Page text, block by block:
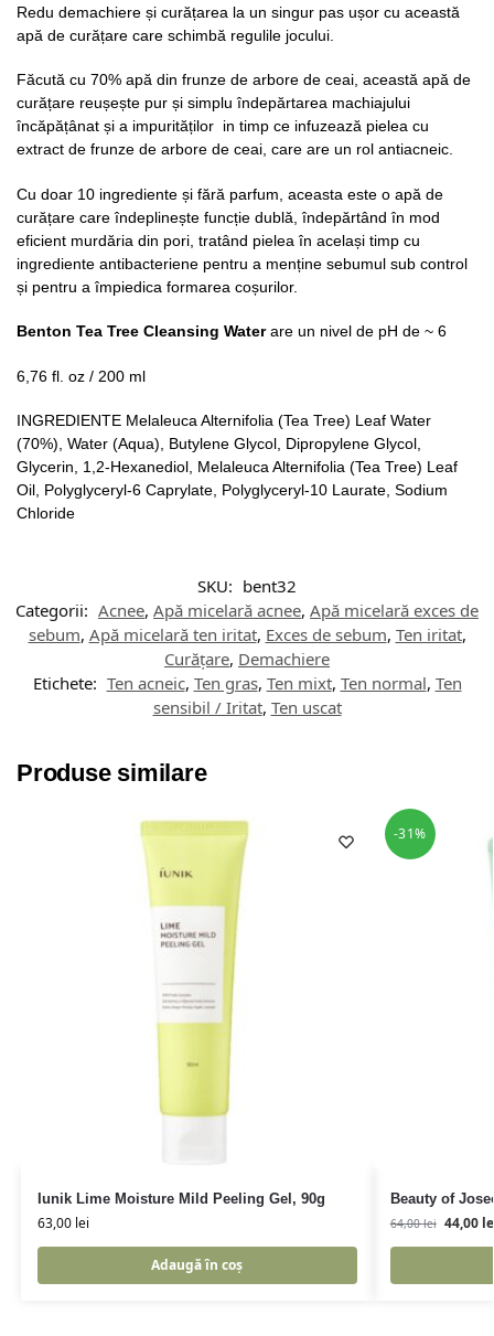
Redu demachiere și curățarea la un singur pas ușor cu această
apă de curățare care schimbă regulile jocului.
Făcută cu 70% apă din frunze de arbore de ceai, această apă de
curățare reușește pur și simplu îndepărtarea machiajului
încăpățânat și a impurităților in timp ce infuzează pielea cu
extract de frunze de arbore de ceai, care are un rol antiacneic.
Cu doar 10 ingrediente și fără parfum, aceasta este o apă de
curățare care îndeplinește funcție dublă, îndepărtând în mod
eficient murdăria din pori, tratând pielea în același timp cu
ingrediente antibacteriene pentru a menține sebumul sub control
și pentru a împiedica formarea coșurilor.
Benton Tea Tree Cleansing Waterare un nivel de pH de ~ 6
6,76 fl. oz / 200 ml
INGREDIENTE Melaleuca Alternifolia (Tea Tree) Leaf Water
(70%), Water (Aqua), Butylene Glycol, Dipropylene Glycol,
Glycerin, 1,2-Hexanediol, Melaleuca Alternifolia (Tea Tree) Leaf
Oil, Polyglyceryl-6 Caprylate, Polyglyceryl-10 Laurate, Sodium
Chloride
SKU: bent32
Categorii: Acnee, Apă micelară acnee, Apă micelară exces de
sebum, Apă micelară ten iritat, Exces de sebum, Ten iritat,
Curățare, Demachiere
Etichete: Ten acneic, Ten gras, Ten mixt, Ten normal, Ten
sensibil / Iritat, Ten uscat
Produse similare
Iunik Lime Moisture Mild Peeling Gel, 90g
63,00 lei
Adaugă în coș
-31%
Beauty of
64,00lei 44,00